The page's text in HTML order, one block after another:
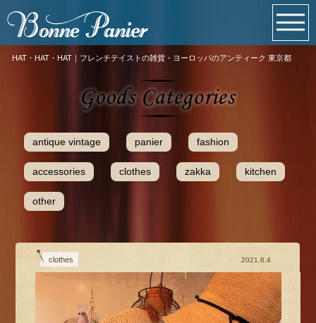
HAT・HAT・HAT｜フレンチテイストの雑貨・ヨーロッパのアンティーク 東京都
antique vintage panier fashion
accessories clothes zakka kitchen
other
clothes 2021.6.4